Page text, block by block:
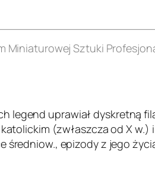
Miniaturowej Sztuki
legend uprawiał dyskretną
(zwłaszcza od X w.)
epizody z jego